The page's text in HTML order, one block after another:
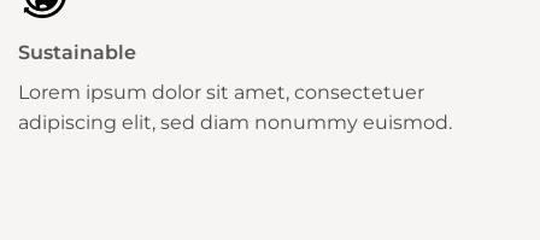
Sustainable
Lorem ipsum dolor sit amet, consectetuer
adipiscing elit, sed diam nonummy euismod.